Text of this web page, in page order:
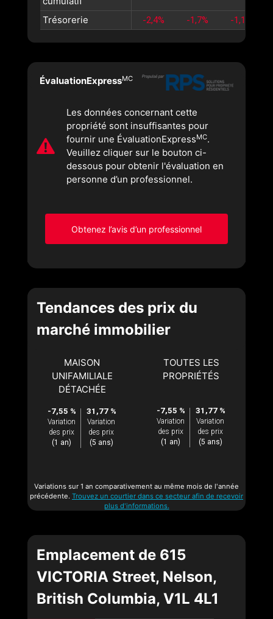
Trésorerie
-2,4% -1,7% -1,1%
ÉvaluationExpressMC
Les données concernant cette
propriété sont insuffisantes pour
fournir une ÉvaluationExpressMC.
Veuillez cliquer sur le bouton ci-
dessous pour obtenir l'évaluation en
personne d’un professionnel.
Obtenez l’avis d’un professionnel
Tendances des prix du
marché immobilier
MAISON
UNIFAMILIALE
DÉTACHÉE
-7,55 %
Variation
des prix
(1 an)
31,77 %
Variation
des prix
(5 ans)
TOUTES LES
PROPRIÉTÉS
-7,55 %
Variation
des prix
(1 an)
31,77 %
Variation
des prix
(5 ans)
Variations sur 1 an comparativement au même mois de l'année
précédente. Trouvez un courtier dans ce secteur afin de recevoir
plus d'informations.
Emplacement de 615
VICTORIA Street, Nelson,
British Columbia, V1L 4L1